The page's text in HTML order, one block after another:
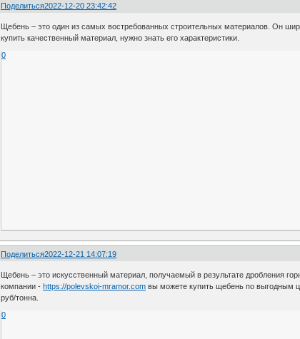
Поделиться2022-12-20 23:42:42
Щебень – это один из самых востребованных строительных материалов. Он
купить качественный материал, нужно знать его характеристики.
0
Поделиться2022-12-21 14:07:19
Щебень – это искусственный материал, получаемый в результате дробления
компании - https://polevskoi-mramor.com вы можете купить щебень по выгодным
руб/тонна.
0